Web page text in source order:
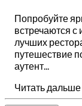
Попробуйте
встречаются
лучших
путешествие
аутент...
Читать дальше